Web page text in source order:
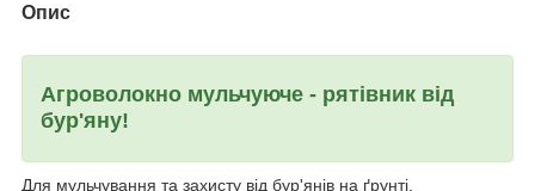
Опис
Агроволокно мульчуюче - рятівник від
бур'яну!
Для мульчування та захисту від бур'янів на ґрунті,